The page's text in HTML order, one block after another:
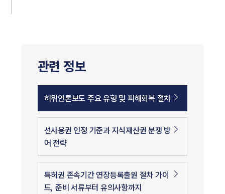
관련 정보
허위언론보도 주요 유형 및 피해회복 절차
선사용권 인정 기준과 지식재산권 분쟁 방
어 전략
특허권 존속기간 연장등록출원 절차 가이
드, 준비 서류부터 유의사항까지